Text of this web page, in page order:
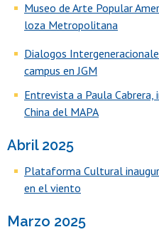
Museo de Arte Popular
loza Metropolitana
Dialogos
campus en JGM
Entrevista a Paula
China del MAPA
Abril 2025
Plataforma Cultural
en el viento
Marzo 2025